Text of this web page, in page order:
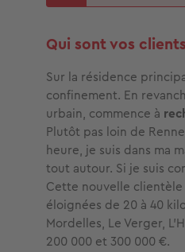
Qui sont vos
Sur la résidence
confinement. En
urbain, commence à
Plutôt pas loin de
heure, je suis dans ma
tout autour. Si je suis
Cette nouvelle
éloignées de 20 à 40
Mordelles, Le Verger,
200 000 et 300 000 €.